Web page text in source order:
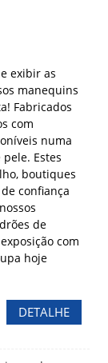
exibir as
manequins
Fabricados
com
numa
Estes
boutiques
confiança
de
com
hoje
DETALHE